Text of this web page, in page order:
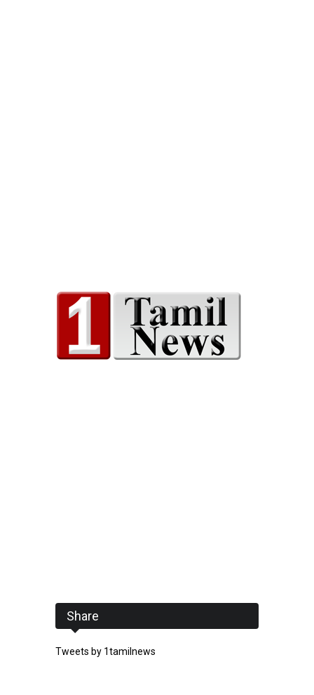
Share
Tweets by 1tamilnews